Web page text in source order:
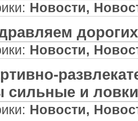
Новости,
Новости,
сильные и
Новости,